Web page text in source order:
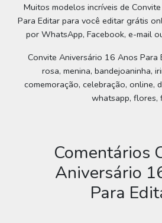
Muitos modelos incríveis de
Para Editar para você editar grátis
por WhatsApp, Facebook, e-mail
Convite Aniversário 16 Anos Para
rosa, menina, bandejoaninha,
comemoração, celebração, online,
whatsapp, flores,
Comentários
Aniversário
Para